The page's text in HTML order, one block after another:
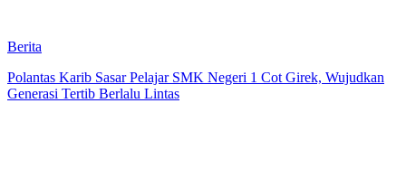
Berita
Polantas Karib Sasar Pelajar SMK Negeri 1 Cot Girek, Wujudkan
Generasi Tertib Berlalu Lintas